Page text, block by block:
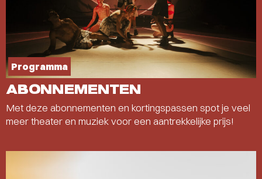
Programma
ABONNEMENTEN
Met deze abonnementen en kortingspassen spot je veel
meer theater en muziek voor een aantrekkelijke prijs!